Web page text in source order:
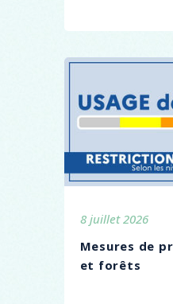
Mesures de
et forêts
8 juillet 2026